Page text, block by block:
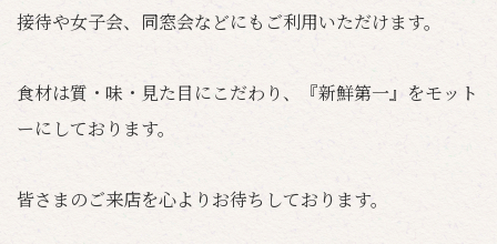
接待や女子会、同窓会などにもご利用いただけます。
食材は質・味・見た目にこだわり、『新鮮第一』をモット
ーにしております。
皆さまのご来店を心よりお待ちしております。